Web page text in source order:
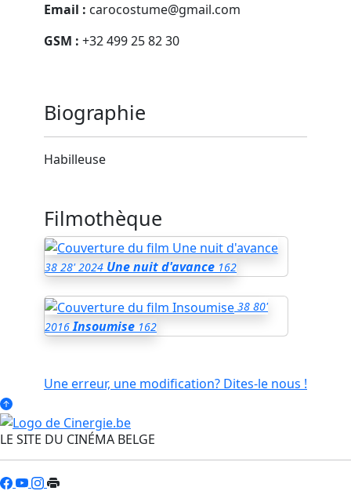
Email : carocostume@gmail.com
GSM : +32 499 25 82 30
Biographie
Habilleuse
Filmothèque
38 28' 2024 Une nuit d'avance 162
38 80'
2016 Insoumise 162
Une erreur, une modification? Dites-le nous !
LE SITE DU CINÉMA BELGE